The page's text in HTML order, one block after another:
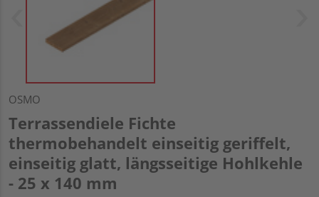
OSMO
Terrassendiele Fichte
thermobehandelt einseitig geriffelt,
einseitig glatt, längsseitige Hohlkehle
- 25 x 140 mm